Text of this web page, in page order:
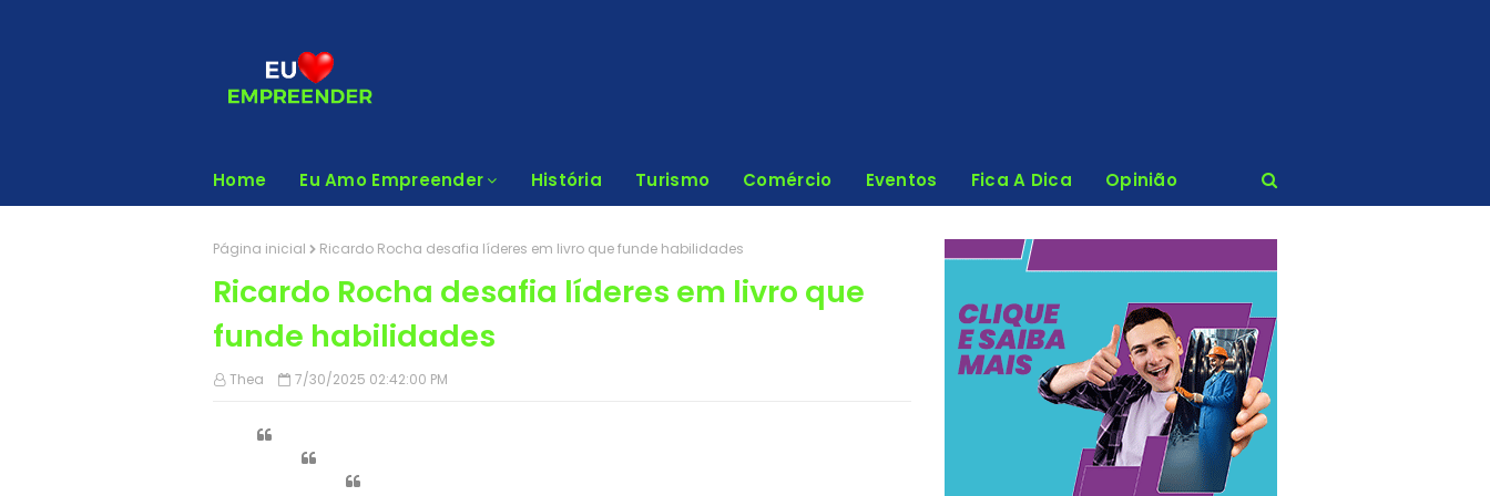
Home Eu Amo Empreender História Turismo Comércio Eventos Fica A Dica Opinião
Página inicial Ricardo Rocha desafia líderes em livro que funde habilidades
Ricardo Rocha desafia líderes em livro que
funde habilidades
Thea 7/30/2025 02:42:00 PM